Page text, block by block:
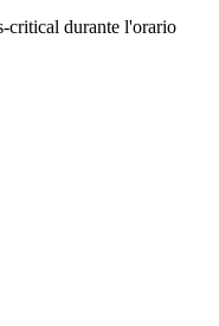
critical durante l'orario